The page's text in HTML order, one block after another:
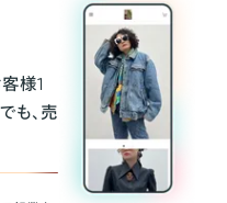
様1
も、売